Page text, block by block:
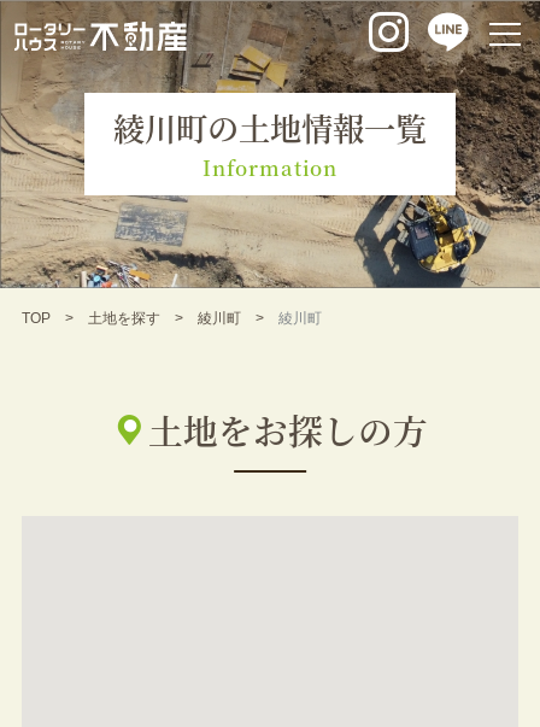
綾川町の土地情報一覧
Information
TOP 土地を探す 綾川町 綾川町
土地をお探しの方